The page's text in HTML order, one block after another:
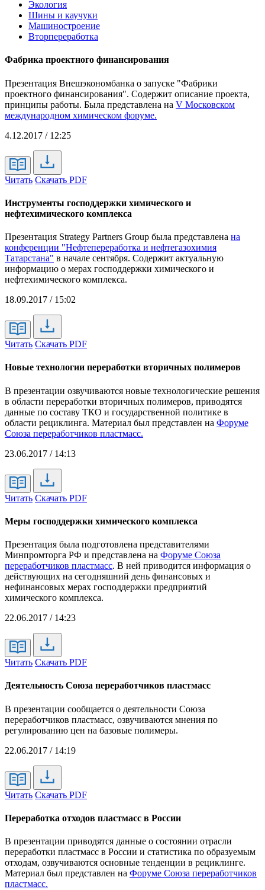
Экология
Шины и каучуки
Машиностроение
Вторпереработка
Фабрика проектного финансирования
Презентация Внешэкономбанка о запуске "Фабрики
проектного финансирования". Содержит описание проекта,
принципы работы. Была представлена на V Московском
международном химическом форуме.
4.12.2017 / 12:25
Читать Скачать PDF
Инструменты господдержки химического и
нефтехимического комплекса
Презентация Strategy Partners Group была представлена на
конференции "Нефтепереработка и нефтегазохимия
Татарстана" в начале сентября. Содержит актуальную
информацию о мерах господдержки химического и
нефтехимического комплекса.
18.09.2017 / 15:02
Читать Скачать PDF
Новые технологии переработки вторичных полимеров
В презентации озвучиваются новые технологические решения
в области переработки вторичных полимеров, приводятся
данные по составу ТКО и государственной политике в
области рециклинга. Материал был представлен на Форуме
Союза переработчиков пластмасс.
23.06.2017 / 14:13
Читать Скачать PDF
Меры господдержки химического комплекса
Презентация была подготовлена представителями
Минпромторга РФ и представлена на Форуме Союза
переработчиков пластмасс. В ней приводится информация о
действующих на сегодняшний день финансовых и
нефинансовых мерах господдержки предприятий
химического комплекса.
22.06.2017 / 14:23
Читать Скачать PDF
Деятельность Союза переработчиков пластмасс
В презентации сообщается о деятельности Союза
переработчиков пластмасс, озвучиваются мнения по
регулированию цен на базовые полимеры.
22.06.2017 / 14:19
Читать Скачать PDF
Переработка отходов пластмасс в России
В презентации приводятся данные о состоянии отрасли
переработки пластмасс в России и статистика по образуемым
отходам, озвучиваются основные тенденции в рециклинге.
Материал был представлен на Форуме Союза переработчиков
пластмасс.